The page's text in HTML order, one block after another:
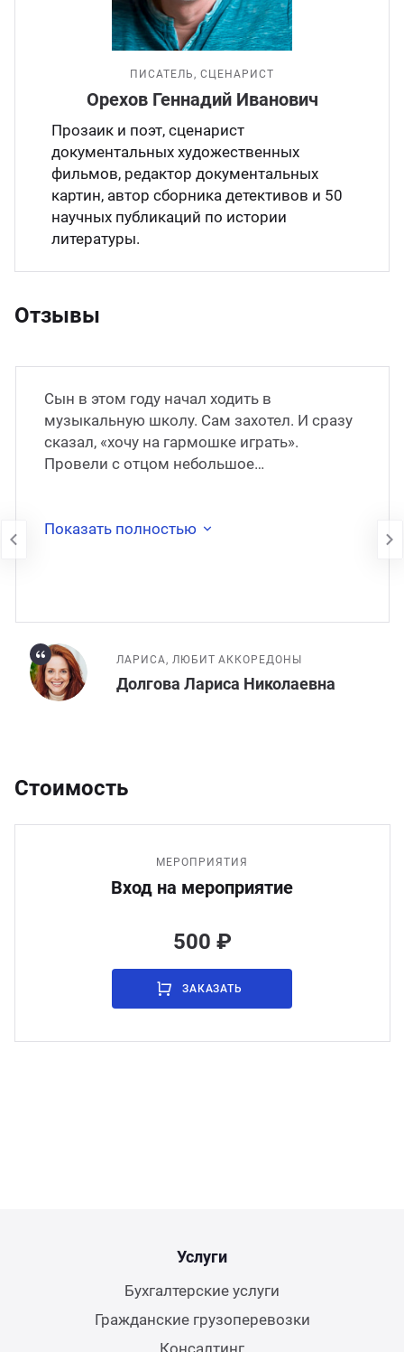
ПИСАТЕЛЬ, СЦЕНАРИСТ
Орехов Геннадий Иванович
Прозаик и поэт, сценарист
документальных художественных
фильмов, редактор документальных
картин, автор сборника детективов и 50
научных публикаций по истории
литературы.
Отзывы
Сын в этом году начал ходить в
музыкальную школу. Сам захотел. И сразу
сказал, «хочу на гармошке играть».
Провели с отцом небольшое
Показать полностью
ЛАРИСА, ЛЮБИТ АККОРЕДОНЫ
Долгова Лариса Николаевна
Стоимость
МЕРОПРИЯТИЯ
Вход на мероприятие
500 ₽
ЗАКАЗАТЬ
Услуги
Бухгалтерские услуги
Гражданские грузоперевозки
Консалтинг